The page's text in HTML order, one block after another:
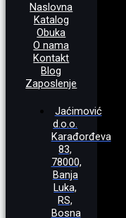
Naslovna
Katalog
Obuka
O nama
Kontakt
Blog
Zaposlenje
Jaćimović
d.o.o.
Karađorđeva
83,
78000,
Banja
Luka,
RS,
Bosna